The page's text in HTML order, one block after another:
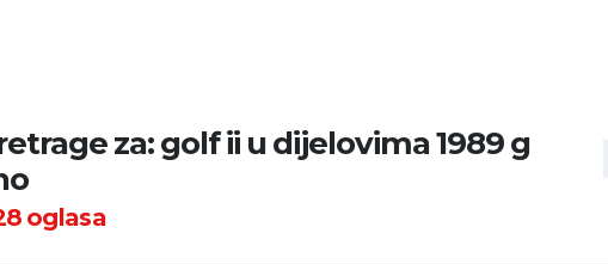
za: golf ii u dijelovima 1989 g
oglasa